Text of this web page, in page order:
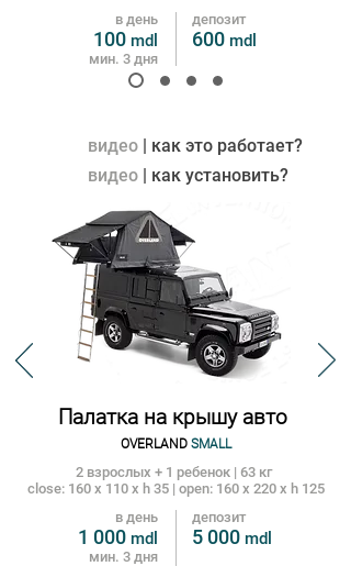
в день
100 mdl
мин. 3 дня
депозит
600 mdl
видео | как это работает?
видео | как установить?
Палатка на крышу авто
OVERLAND SMALL
2 взрослых + 1 ребенок | 63 кг
close: 160 x 110 x h 35 | open: 160 x 220 x h 125
в день
1 000 mdl
мин. 3 дня
депозит
5 000 mdl